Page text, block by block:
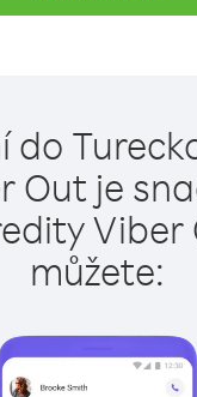
do
Out je
Viber
můžete: